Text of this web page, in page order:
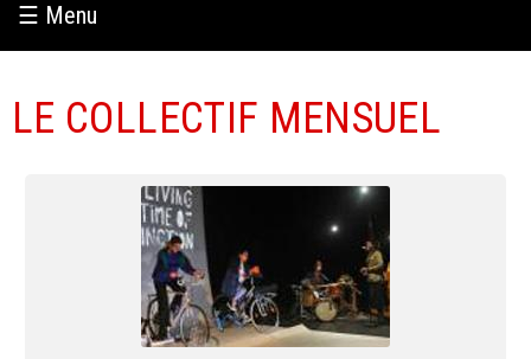
☰ Menu
LE COLLECTIF MENSUEL